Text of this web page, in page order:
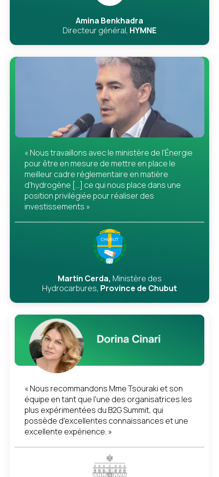
Amina Benkhadra
Directeur général, HYMNE
« Nous travaillons avec le ministère de l'Énergie
pour être en mesure de mettre en place le
meilleur cadre réglementaire en matière
d'hydrogène [...] ce qui nous place dans une
position privilégiée pour réaliser des
investissements »
Martin Cerda, Ministère des
Hydrocarbures, Province de Chubut
« Nous recommandons Mme Tsouraki et son
équipe en tant que l'une des organisatrices les
plus expérimentées du B2G Summit, qui
possède d'excellentes connaissances et une
excellente expérience. »